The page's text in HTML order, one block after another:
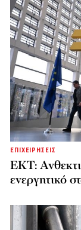
ΕΠΙΧΕΙΡΗΣΕΙΣ
ΕΚΤ:
ενεργητικό